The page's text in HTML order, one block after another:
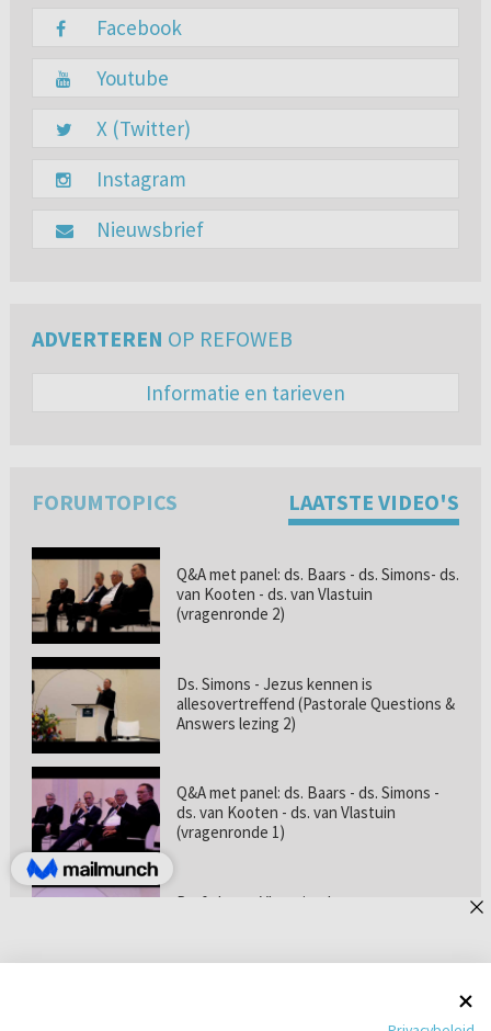
Facebook
Youtube
X (Twitter)
Instagram
Nieuwsbrief
ADVERTEREN OP REFOWEB
Informatie en tarieven
FORUMTOPICS LAATSTE VIDEO'S
Q&A met panel: ds. Baars - ds. Simons- ds.
van Kooten - ds. van Vlastuin
(vragenronde 2)
Ds. Simons - Jezus kennen is
allesovertreffend (Pastorale Questions &
Answers lezing 2)
Q&A met panel: ds. Baars - ds. Simons -
ds. van Kooten - ds. van Vlastuin
(vragenronde 1)
Prof. dr. van Vlastuin - Is